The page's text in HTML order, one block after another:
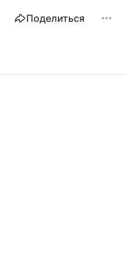
Поделиться